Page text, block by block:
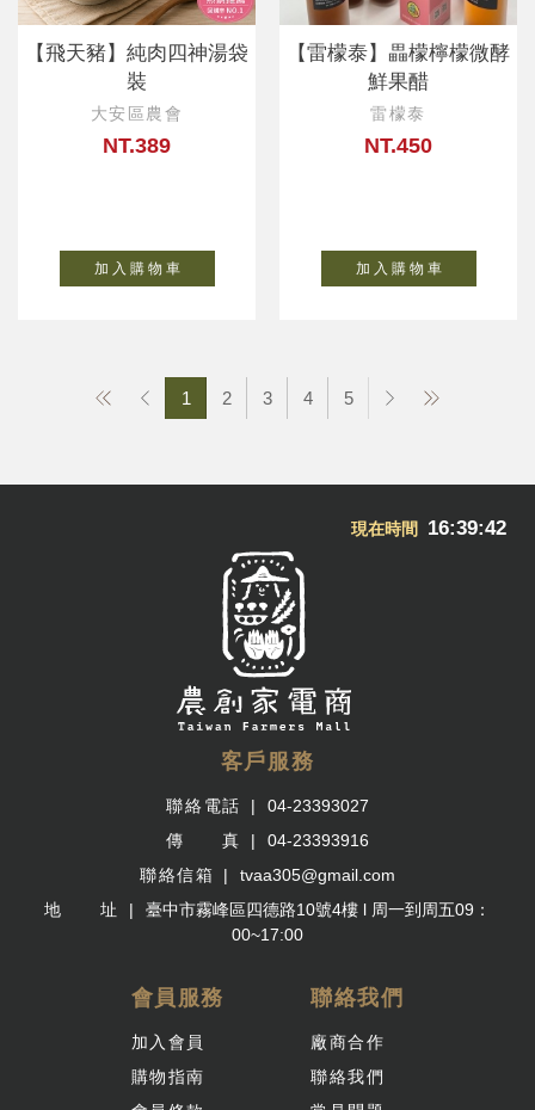
【飛天豬】純肉四神湯袋
裝
大安區農會
NT.389
加 入 購 物 車
【雷檬泰】畾檬檸檬微酵
鮮果醋
雷檬泰
NT.450
加 入 購 物 車
1 2 3 4 5
現在時間 16:39:43
客戶服務
聯絡電話
04-23393027
傳 真
04-23393916
聯絡信箱
tvaa305@gmail.com
地 址
臺中市霧峰區四德路10號4樓 l 周一到周五09：
00~17:00
會員服務
加入會員
購物指南
聯絡我們
廠商合作
聯絡我們